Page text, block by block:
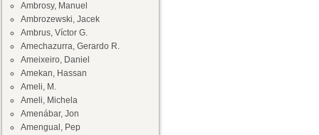
Ambrosy, Manuel
Ambrozewski, Jacek
Ambrus, Víctor G.
Amechazurra, Gerardo R.
Ameixeiro, Daniel
Amekan, Hassan
Ameli, M.
Ameli, Michela
Amenábar, Jon
Amengual, Pep